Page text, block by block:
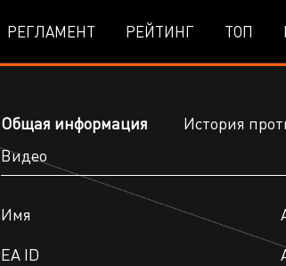
РЕГЛАМЕНТ РЕЙТИНГ ТОП
Общая информация История
Видео
Имя
EA ID